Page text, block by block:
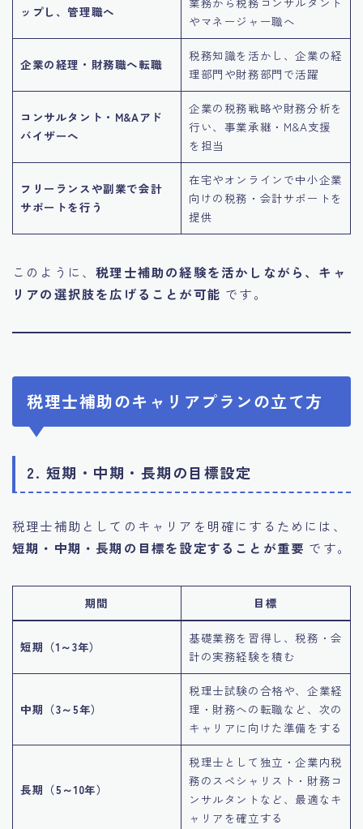
ップし、管理職へ
やマネージャー職へ
企業の経理・財務職へ転職
税務知識を活かし、企業の経
理部門や財務部門で活躍
コンサルタント・M&Aアド
バイザーへ
企業の税務戦略や財務分析を
行い、事業承継・M&A支援
を担当
フリーランスや副業で会計
サポートを行う
在宅やオンラインで中小企業
向けの税務・会計サポートを
提供
このように、税理士補助の経験を活かしながら、キャ
リアの選択肢を広げることが可能 です。
税理士補助のキャリアプランの立て方
2. 短期・中期・長期の目標設定
税理士補助としてのキャリアを明確にするためには、
短期・中期・長期の目標を設定することが重要 です。
期間 目標
短期（1～3年）
基礎業務を習得し、税務・会
計の実務経験を積む
中期（3～5年）
税理士試験の合格や、企業経
理・財務への転職など、次の
キャリアに向けた準備をする
長期（5～10年）
税理士として独立・企業内税
務のスペシャリスト・財務コ
ンサルタントなど、最適なキ
ャリアを確立する